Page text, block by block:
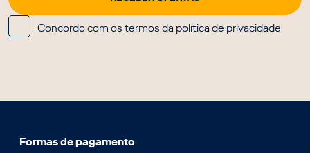
Concordo com os termos da política de privacidade
Formas de pagamento